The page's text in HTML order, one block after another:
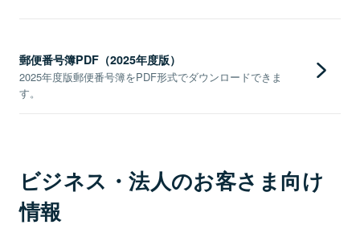
郵便番号簿PDF（2025年度版）
2025年度版郵便番号簿をPDF形式でダウンロードできま
す。
ビジネス・法人のお客さま向け
情報